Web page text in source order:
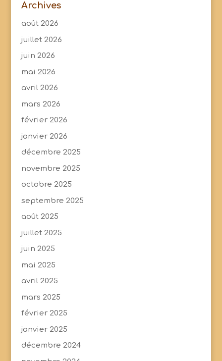
Archives
août 2026
juillet 2026
juin 2026
mai 2026
avril 2026
mars 2026
février 2026
janvier 2026
décembre 2025
novembre 2025
octobre 2025
septembre 2025
août 2025
juillet 2025
juin 2025
mai 2025
avril 2025
mars 2025
février 2025
janvier 2025
décembre 2024